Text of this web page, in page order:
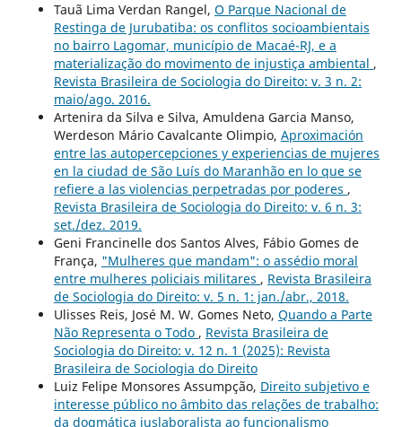
Tauã Lima Verdan Rangel, O Parque Nacional de
Restinga de Jurubatiba: os conflitos socioambientais
no bairro Lagomar, município de Macaé-RJ, e a
materialização do movimento de injustiça ambiental ,
Revista Brasileira de Sociologia do Direito: v. 3 n. 2:
maio/ago. 2016.
Artenira da Silva e Silva, Amuldena Garcia Manso,
Werdeson Mário Cavalcante Olimpio, Aproximación
entre las autopercepciones y experiencias de mujeres
en la ciudad de São Luís do Maranhão en lo que se
refiere a las violencias perpetradas por poderes ,
Revista Brasileira de Sociologia do Direito: v. 6 n. 3:
set./dez. 2019.
Geni Francinelle dos Santos Alves, Fábio Gomes de
França, "Mulheres que mandam": o assédio moral
entre mulheres policiais militares , Revista Brasileira
de Sociologia do Direito: v. 5 n. 1: jan./abr., 2018.
Ulisses Reis, José M. W. Gomes Neto, Quando a Parte
Não Representa o Todo , Revista Brasileira de
Sociologia do Direito: v. 12 n. 1 (2025): Revista
Brasileira de Sociologia do Direito
Luiz Felipe Monsores Assumpção, Direito subjetivo e
interesse público no âmbito das relações de trabalho:
da dogmática juslaboralista ao funcionalismo